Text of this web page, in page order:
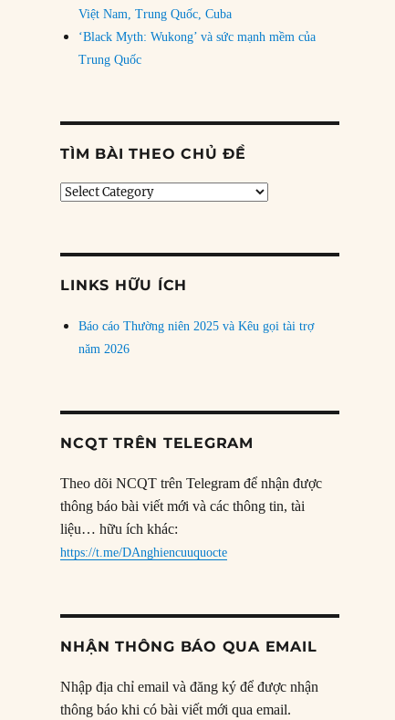
Việt Nam, Trung Quốc, Cuba
‘Black Myth: Wukong’ và sức mạnh mềm của
Trung Quốc
TÌM BÀI THEO CHỦ ĐỀ
Tìm
chủ
LINKS HỮU ÍCH
Báo cáo Thường niên 2025 và Kêu gọi tài trợ
năm 2026
NCQT TRÊN TELEGRAM
Theo dõi NCQT trên Telegram để nhận được
thông báo bài viết mới và các thông tin, tài
liệu… hữu ích khác:
https://t.me/DAnghiencuuquocte
NHẬN THÔNG BÁO QUA EMAIL
Nhập địa chỉ email và đăng ký để được nhận
thông báo khi có bài viết mới qua email.